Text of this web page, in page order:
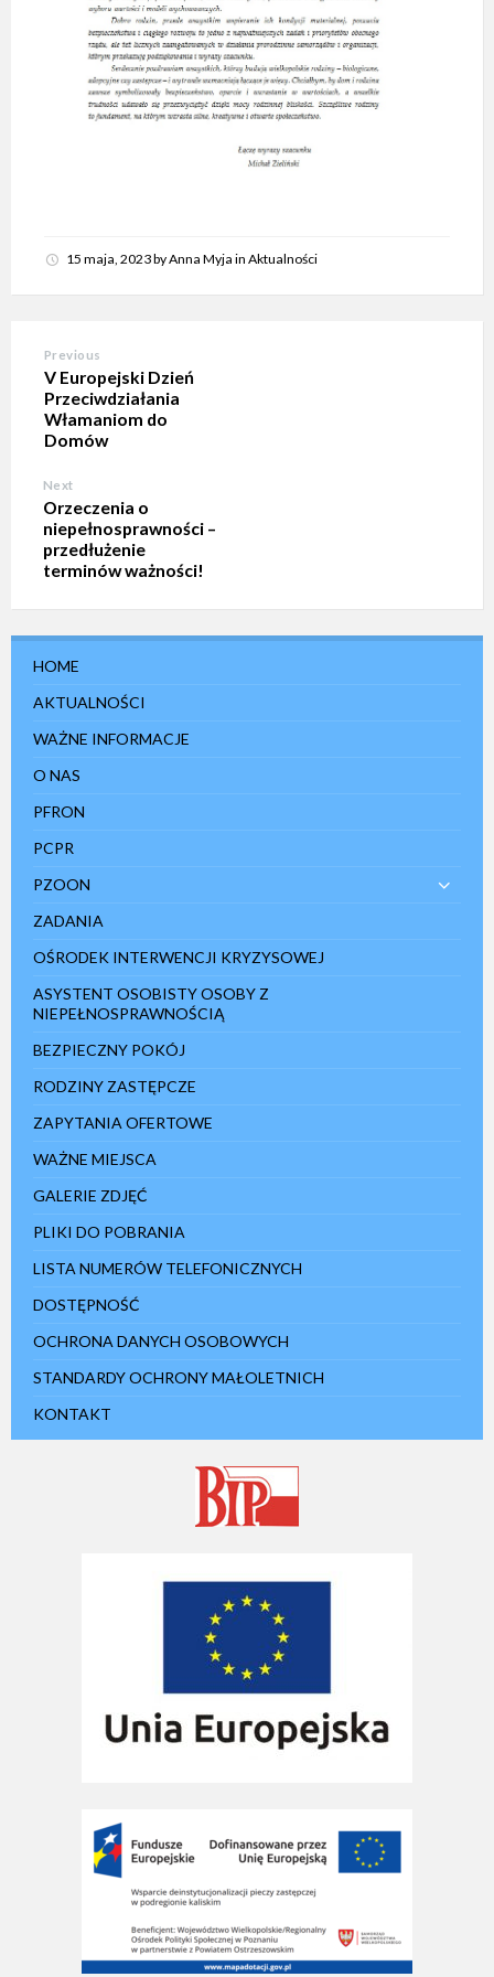
15 maja, 2023byAnna Myja in Aktualności
Previous
V Europejski Dzień
Przeciwdziałania
Włamaniom do
Domów
Next
Orzeczenia o
niepełnosprawności –
przedłużenie
terminów ważności!
HOME
AKTUALNOŚCI
WAŻNE INFORMACJE
O NAS
PFRON
PCPR
PZOON
ZADANIA
OŚRODEK INTERWENCJI KRYZYSOWEJ
ASYSTENT OSOBISTY OSOBY Z
NIEPEŁNOSPRAWNOŚCIĄ
BEZPIECZNY POKÓJ
RODZINY ZASTĘPCZE
ZAPYTANIA OFERTOWE
WAŻNE MIEJSCA
GALERIE ZDJĘĆ
PLIKI DO POBRANIA
LISTA NUMERÓW TELEFONICZNYCH
DOSTĘPNOŚĆ
OCHRONA DANYCH OSOBOWYCH
STANDARDY OCHRONY MAŁOLETNICH
KONTAKT